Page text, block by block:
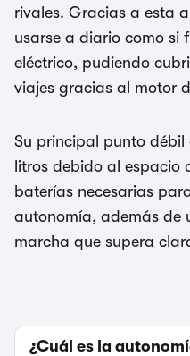
rivales. Gracias a esta
usarse a diario como si
eléctrico, pudiendo
viajes gracias al motor
Su principal punto débil
litros debido al espacio
baterías necesarias
autonomía, además de
marcha que supera
¿Cuál es la